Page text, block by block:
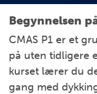
Begynnelsen
CMAS P1 er et
på uten tidligere
kurset lærer du
gang med